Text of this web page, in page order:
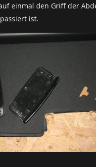
einmal den Griff der
ist.